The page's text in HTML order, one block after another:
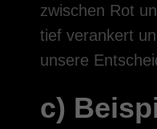
zwischen Rot
tief verankert
unsere
c)